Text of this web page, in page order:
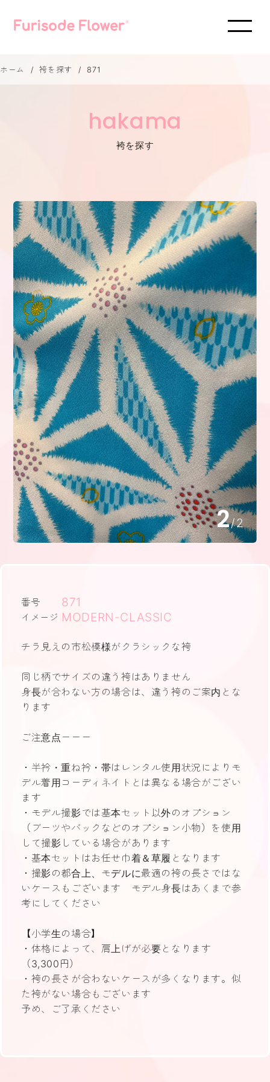
ホーム 袴を探す 871
hakama
袴を探す
2/2
番号 871
イメージ MODERN-CLASSIC
チラ見えの市松模様がクラシックな袴
同じ柄でサイズの違う袴はありません
身長が合わない方の場合は、違う袴のご案内とな
ります
ご注意点ーーー
・半衿・重ね衿・帯はレンタル使用状況によりモ
デル着用コーディネイトとは異なる場合がござい
ます
・モデル撮影では基本セット以外のオプション
（ブーツやバックなどのオプション小物）を使用
して撮影している場合があります
・基本セットはお任せ巾着＆草履となります
・撮影の都合上、モデルに最適の袴の長さではな
いケースもございます モデル身長はあくまで参
考にしてください
【小学生の場合】
・体格によって、肩上げが必要となります
（3,300円）
・袴の長さが合わないケースが多くなります。似
た袴がない場合もございます
予め、ご了承ください